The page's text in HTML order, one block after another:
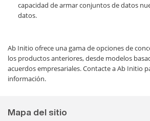
capacidad de armar conjuntos de datos
datos.
Ab Initio ofrece una gama de opciones de
los productos anteriores, desde modelos
acuerdos empresariales.Contacte a Ab Initio
información.
Mapa del sitio